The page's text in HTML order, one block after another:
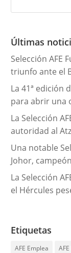
g
r
a
s
Últimas
Selección AFE
triunfo ante el
La 41ª edición
para abrir una
La Selección
autoridad al
Una notable
Johor,
La Selección
el Hércules
Etiquetas
AFE Emplea